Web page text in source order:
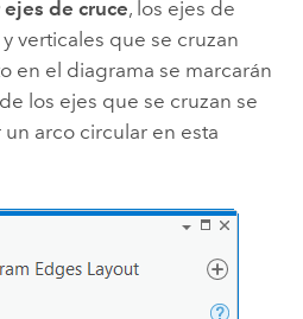
ejes de cruce, los ejes de
verticales que se cruzan
en el diagrama se marcarán
los ejes que se cruzan se
arco circular en esta